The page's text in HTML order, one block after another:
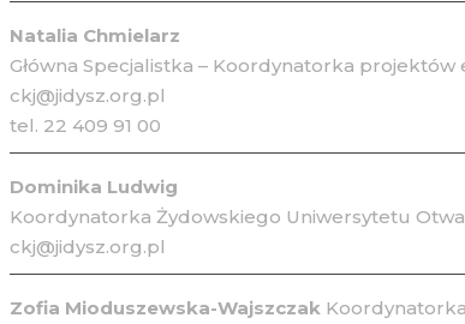
Natalia Chmielarz
Główna Specjalistka – Koordynatorka
ckj@jidysz.org.pl
tel. 22 409 91 00
Dominika Ludwig
Koordynatorka Żydowskiego Uniwersytetu
ckj@jidysz.org.pl
Zofia Mioduszewska-Wajszczak